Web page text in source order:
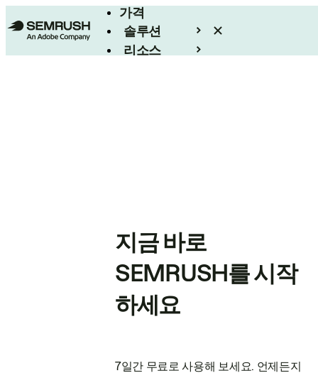
가격
솔루션
리소스
지금 바로
SEMRUSH를 시작
하세요
7일간 무료로 사용해 보세요. 언제든지